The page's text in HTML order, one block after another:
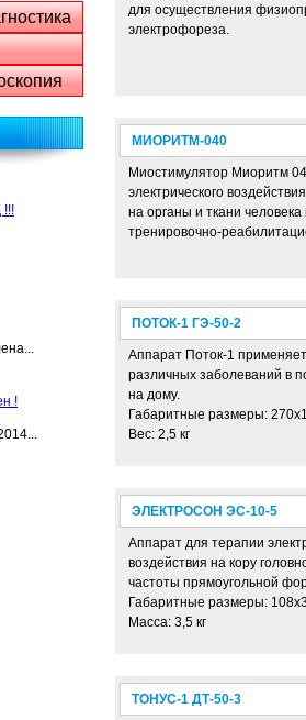
!!!
!
для осуществления
электрофореза.
МИОРИТМ-040
Миостимулятор Миоритм
электрического
на органы и ткани
тренировочно-
ПОТОК-1 ГЭ-50-2
Аппарат Поток-1
различных заболеваний в
на дому.
Габаритные размеры:
Вес: 2,5 кг
ЭЛЕКТРОСОН ЭС-10-5
Аппарат для терапии
воздействия на кору
частоты прямоугольной
Габаритные размеры:
Масса: 3,5 кг
ТОНУС-1 ДТ-50-3